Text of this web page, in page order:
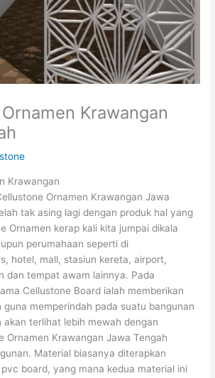
Krawangan
Krawangan
Ornamen Krawangan Jawa
tak asing lagi dengan produk hal yang
Ornamen kerap kali kita jumpai dikala
perumahaan seperti di
hotel, mall, stasiun kereta, airport,
dan tempat awam lainnya. Pada
Cellustone Board ialah memberikan
memperindah pada suatu bangunan
akan terlihat lebih mewah dengan
Ornamen Krawangan Jawa Tengah
Material biasanya diterapkan
board, yang mana kedua material ini